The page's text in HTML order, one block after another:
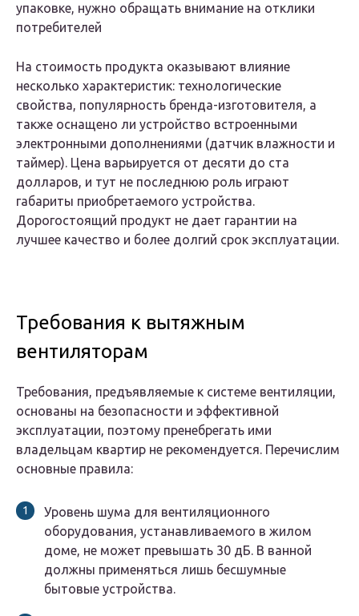
упаковке, нужно обращать внимание на отклики
потребителей
На стоимость продукта оказывают влияние
несколько характеристик: технологические
свойства, популярность бренда-изготовителя, а
также оснащено ли устройство встроенными
электронными дополнениями (датчик влажности и
таймер). Цена варьируется от десяти до ста
долларов, и тут не последнюю роль играют
габариты приобретаемого устройства.
Дорогостоящий продукт не дает гарантии на
лучшее качество и более долгий срок эксплуатации.
Требования к вытяжным
вентиляторам
Требования, предъявляемые к системе вентиляции,
основаны на безопасности и эффективной
эксплуатации, поэтому пренебрегать ими
владельцам квартир не рекомендуется. Перечислим
основные правила:
Уровень шума для вентиляционного
оборудования, устанавливаемого в жилом
доме, не может превышать 30 дБ. В ванной
должны применяться лишь бесшумные
бытовые устройства.